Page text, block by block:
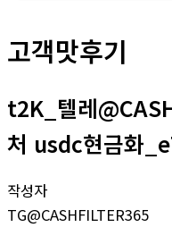
고객맛후기
t2K_텔레
처 usdc현금화
작성자
TG@CASHFILTER365